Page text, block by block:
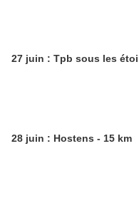
27 juin : Tpb sous les
28 juin : Hostens - 15 km